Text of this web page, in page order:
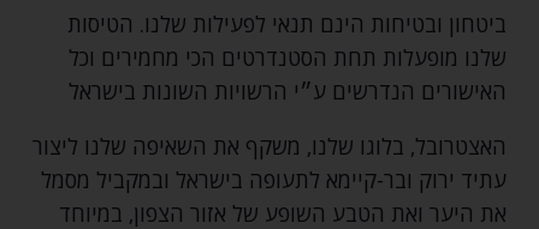
ביטחון ובטיחות הינם תנאי לפעילות שלנו. הטיסות
שלנו מופעלות תחת הסטנדרטים הכי מחמירים וכל
האישורים הנדרשים ע״י הרשויות השונות בישראל
האצטרובל‚ בלוגו שלנו‚ משקף את השאיפה שלנו ליצור
עתיד ירוק ובר-קיימא לתעופה בישראל ובמקביל מסמל
את היער ואת הטבע השופע של אזור הצפון‚ במיוחד